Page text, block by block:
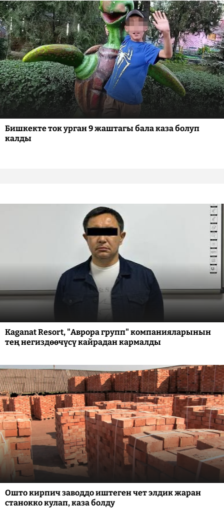
Бишкекте ток урган 9 жаштагы бала каза болуп
калды
Kaganat Resort, "Аврора групп" компанияларынын
тең негиздөөчүсү кайрадан кармалды
Ошто кирпич заводдо иштеген чет элдик жаран
станокко кулап, каза болду